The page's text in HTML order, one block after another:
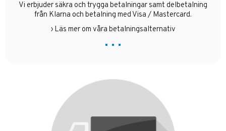
Vi erbjuder säkra och trygga betalningar samt delbetalning
från Klarna och betalning med Visa / Mastercard.
›Läs mer om våra betalningsalternativ